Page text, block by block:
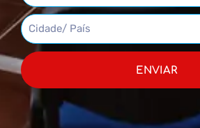
ENVIAR